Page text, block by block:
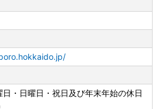
・日曜日・祝日及び年末年始の休日